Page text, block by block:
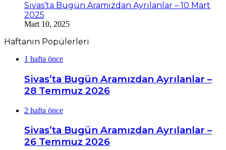
Sivas’ta Bugün Aramızdan Ayrılanlar – 10 Mart
2025
Mart 10, 2025
Haftanın Popülerleri
1 hafta önce
Sivas’ta Bugün Aramızdan Ayrılanlar –
28 Temmuz 2026
2 hafta önce
Sivas’ta Bugün Aramızdan Ayrılanlar –
26 Temmuz 2026